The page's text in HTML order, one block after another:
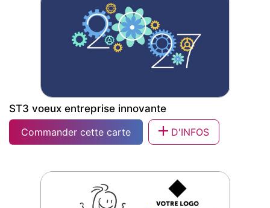
ST3 voeux entreprise innovante
Commander cette carte
D'INFOS